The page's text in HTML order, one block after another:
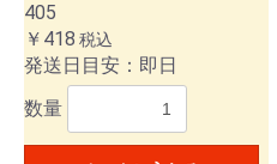
405
￥418 税込
発送日目安：即日
数量